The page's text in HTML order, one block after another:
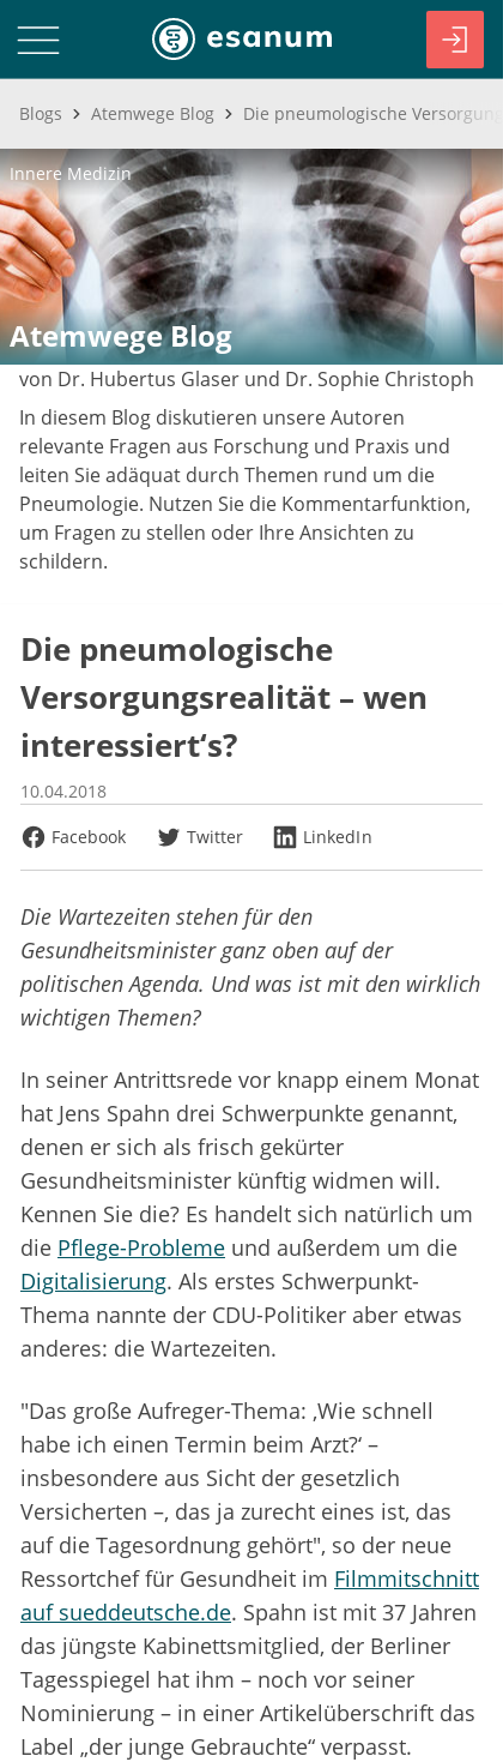
Blogs Atemwege Blog
Innere Medizin
Atemwege Blog
von Dr. Hubertus Glaser und Dr. Sophie Christoph
In diesem Blog diskutieren unsere Autoren
relevante Fragen aus Forschung und Praxis und
leiten Sie adäquat durch Themen rund um die
Pneumologie. Nutzen Sie die Kommentarfunktion,
um Fragen zu stellen oder Ihre Ansichten zu
schildern.
Die pneumologische
Versorgungsrealität – wen
interessiert‘s?
10.04.2018
Facebook
Twitter LinkedIn
Die Wartezeiten stehen für den
Gesundheitsminister ganz oben auf der
politischen Agenda. Und was ist mit den wirklich
wichtigen Themen?
In seiner Antrittsrede vor knapp einem Monat
hat Jens Spahn drei Schwerpunkte genannt,
denen er sich als frisch gekürter
Gesundheitsminister künftig widmen will.
Kennen Sie die? Es handelt sich natürlich um
die Pflege-Probleme und außerdem um die
Digitalisierung. Als erstes Schwerpunkt-
Thema nannte der CDU-Politiker aber etwas
anderes: die Wartezeiten.
"Das große Aufreger-Thema: ‚Wie schnell
habe ich einen Termin beim Arzt?‘ –
insbesondere aus Sicht der gesetzlich
Versicherten –, das ja zurecht eines ist, das
auf die Tagesordnung gehört", so der neue
Ressortchef für Gesundheit im Filmmitschnitt
auf sueddeutsche.de. Spahn ist mit 37 Jahren
das jüngste Kabinettsmitglied, der Berliner
Tagesspiegel hat ihm – noch vor seiner
Nominierung – in einer Artikelüberschrift das
Label „der junge Gebrauchte“ verpasst.